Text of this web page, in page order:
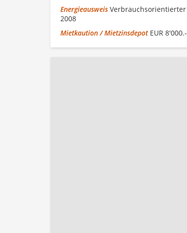
Energieausweis Verbrauchsorientierter
2008
Mietkaution / MietzinsdepotEUR 8'000.-